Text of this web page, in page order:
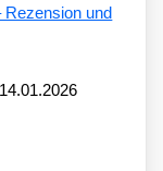
und
14.01.2026